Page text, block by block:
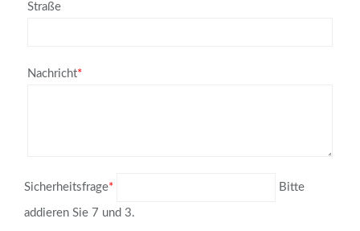
Straße
Nachricht*
Sicherheitsfrage* Bitte
addieren Sie 7 und 3.